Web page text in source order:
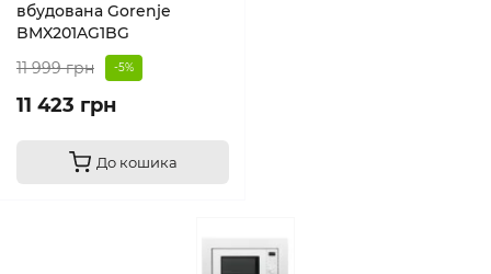
вбудована Gorenje
BMX201AG1BG
11 999 грн
-5%
11 423 грн
До кошика